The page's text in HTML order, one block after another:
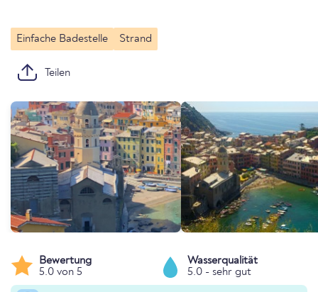
Einfache Badestelle Strand
Teilen
Bewertung
5.0 von 5
Wasserqualität
5.0 - sehr gut